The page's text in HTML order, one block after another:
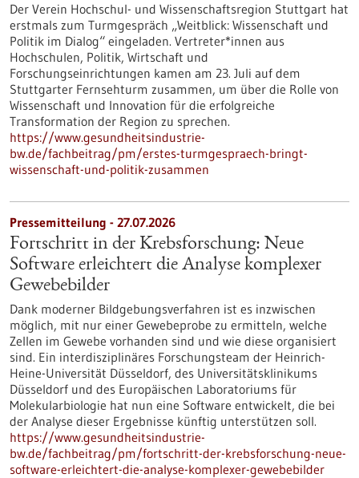
Der Verein Hochschul- und Wissenschaftsregion Stuttgart hat
erstmals zum Turmgespräch „Weitblick: Wissenschaft und
Politik im Dialog“ eingeladen. Vertreter*innen aus
Hochschulen, Politik, Wirtschaft und
Forschungseinrichtungen kamen am 23. Juli auf dem
Stuttgarter Fernsehturm zusammen, um über die Rolle von
Wissenschaft und Innovation für die erfolgreiche
Transformation der Region zu sprechen.
https://www.gesundheitsindustrie-
bw.de/fachbeitrag/pm/erstes-turmgespraech-bringt-
wissenschaft-und-politik-zusammen
Pressemitteilung - 27.07.2026
Fortschritt in der Krebsforschung: Neue
Software erleichtert die Analyse komplexer
Gewebebilder
Dank moderner Bildgebungsverfahren ist es inzwischen
möglich, mit nur einer Gewebeprobe zu ermitteln, welche
Zellen im Gewebe vorhanden sind und wie diese organisiert
sind. Ein interdisziplinäres Forschungsteam der Heinrich-
Heine-Universität Düsseldorf, des Universitätsklinikums
Düsseldorf und des Europäischen Laboratoriums für
Molekularbiologie hat nun eine Software entwickelt, die bei
der Analyse dieser Ergebnisse künftig unterstützen soll.
https://www.gesundheitsindustrie-
bw.de/fachbeitrag/pm/fortschritt-der-krebsforschung-neue-
software-erleichtert-die-analyse-komplexer-gewebebilder